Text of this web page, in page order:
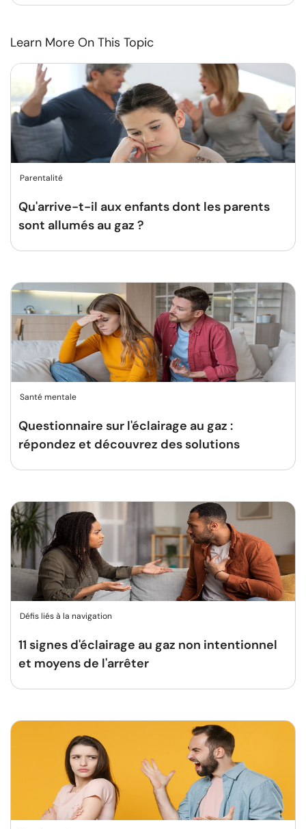
Learn More On This Topic
Parentalité
Qu'arrive-t-il aux enfants dont les parents
sont allumés au gaz ?
Santé mentale
Questionnaire sur l'éclairage au gaz :
répondez et découvrez des solutions
Défis liés à la navigation
11 signes d'éclairage au gaz non intentionnel
et moyens de l'arrêter